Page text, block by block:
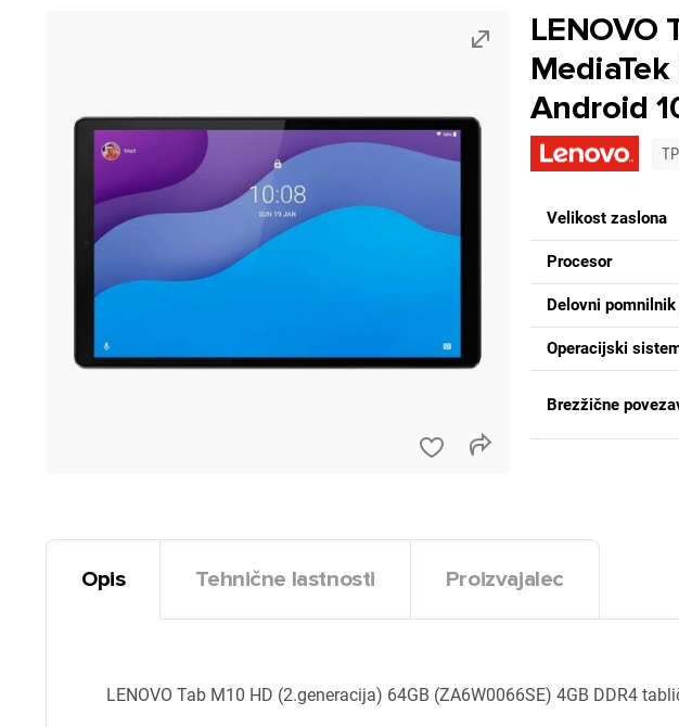
LENOVO
Android
Velikost zaslona
Procesor
Delovni
Operacijski
Brezžične
Opis Tehnične lastnosti Proizvajalec
LENOVO Tab M10 HD (2.generacija) 64GB (ZA6W0066SE) 4GB DDR4